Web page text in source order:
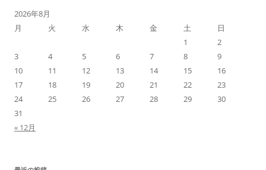
2026年8月
月
火 水 木 金 土
日
1
2
3
4 5 6 7 8
9
10
11 12 13 14 15
16
17
18 19 20 21 22
23
24
25 26 27 28 29
30
31
« 12月